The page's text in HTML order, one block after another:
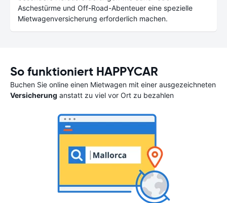
Aschestürme und Off-Road-Abenteuer eine spezielle
Mietwagenversicherung erforderlich machen.
So funktioniert HAPPYCAR
Buchen Sie online einen Mietwagen mit einer ausgezeichneten
Versicherung anstatt zu viel vor Ort zu bezahlen